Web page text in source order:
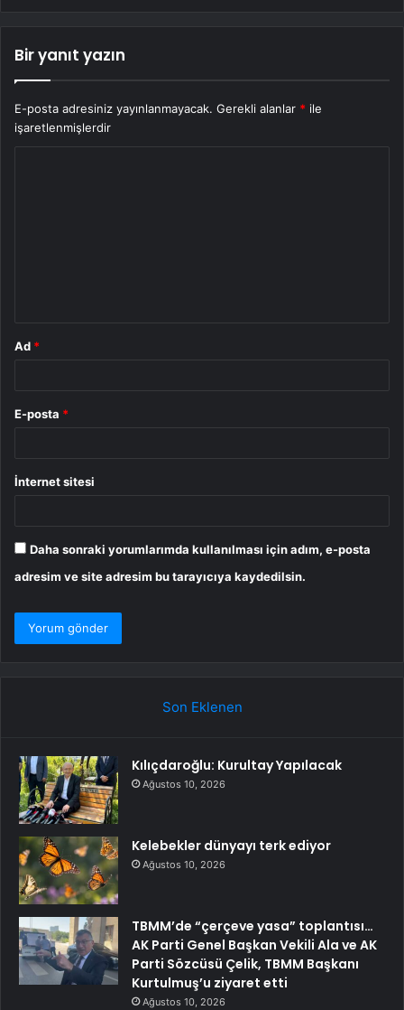
Bir yanıt yazın
E-posta adresiniz yayınlanmayacak. Gerekli alanlar * ile
işaretlenmişlerdir
Ad *
E-posta *
İnternet sitesi
Daha sonraki yorumlarımda kullanılması için adım, e-posta
adresim ve site adresim bu tarayıcıya kaydedilsin.
Son Eklenen
Kılıçdaroğlu: Kurultay Yapılacak
Ağustos 10, 2026
Kelebekler dünyayı terk ediyor
Ağustos 10, 2026
TBMM’de “çerçeve yasa” toplantısı…
AK Parti Genel Başkan Vekili Ala ve AK
Parti Sözcüsü Çelik, TBMM Başkanı
Kurtulmuş’u ziyaret etti
Ağustos 10, 2026